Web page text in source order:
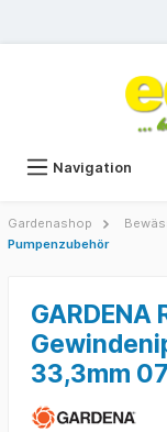
Navigation
Gardenashop
Pumpenzubehör
33,3mm